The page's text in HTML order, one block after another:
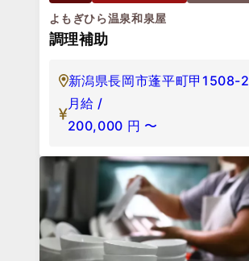
よもぎひら温泉和泉屋
調理補助
新潟県長岡市蓬平町甲1508-2
月給 /
200,000 円 〜